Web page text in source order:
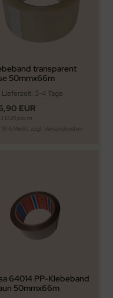
transparent
50mmx66m
Lieferzeit: 3-4 Tage
EUR
EUR pro m
19 % MwSt. zzgl. Versandkosten
64014 PP-Klebeband
50mmx66m